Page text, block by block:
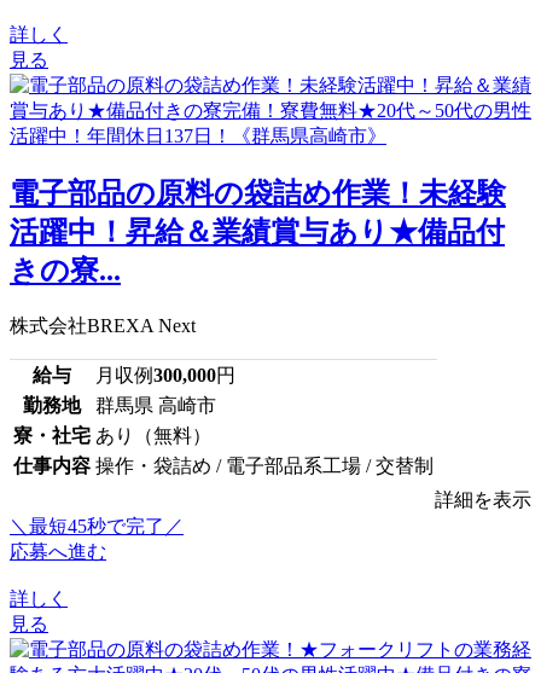
詳しく
見る
電子部品の原料の袋詰め作業！未経験
活躍中！昇給＆業績賞与あり★備品付
きの寮...
株式会社BREXA Next
給与 月収例300,000円
勤務地
群馬県 高崎市
寮・社宅 あり（無料）
仕事内容 操作・袋詰め / 電子部品系工場 / 交替制
詳細を表示
＼最短45秒で完了／
応募へ進む
詳しく
見る